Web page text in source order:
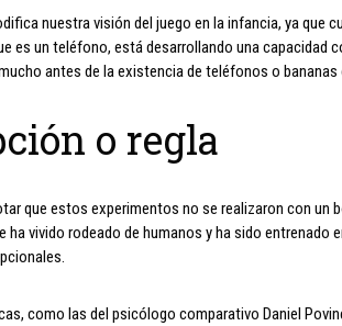
nuestra visión del juego en la infancia, ya que
es un teléfono, está desarrollando una capacidad
antes de la existencia de teléfonos o bananas
o regla
que estos experimentos no se realizaron con un
ha vivido rodeado de humanos y ha sido entrenado
como las del psicólogo comparativo Daniel